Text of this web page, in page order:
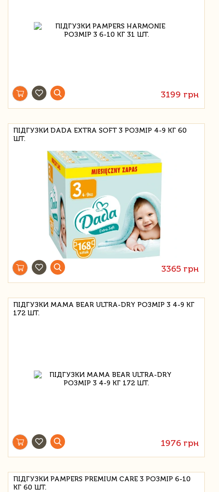
3199 грн
ПІДГУЗКИ DADA EXTRA SOFT 3 РОЗМІР 4-9 КГ 60
ШТ.
3365 грн
ПІДГУЗКИ MAMA BEAR ULTRA-DRY РОЗМІР 3 4-9 КГ
172 ШТ.
1976 грн
ПІДГУЗКИ PAMPERS PREMIUM CARE 3 РОЗМІР 6-10
КГ 60 ШТ.